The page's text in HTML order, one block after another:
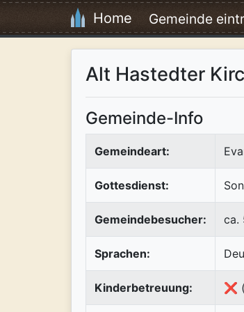
Home Gemeinde
Alt Hastedter
Gemeinde-Info
Gemeindeart:
Gottesdienst:
Gemeindebesucher: ca.
Sprachen:
Kinderbetreuung: ❌